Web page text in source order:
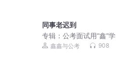
同事老迟到
专辑：公考面试用“鑫”学
鑫鑫与公考 908